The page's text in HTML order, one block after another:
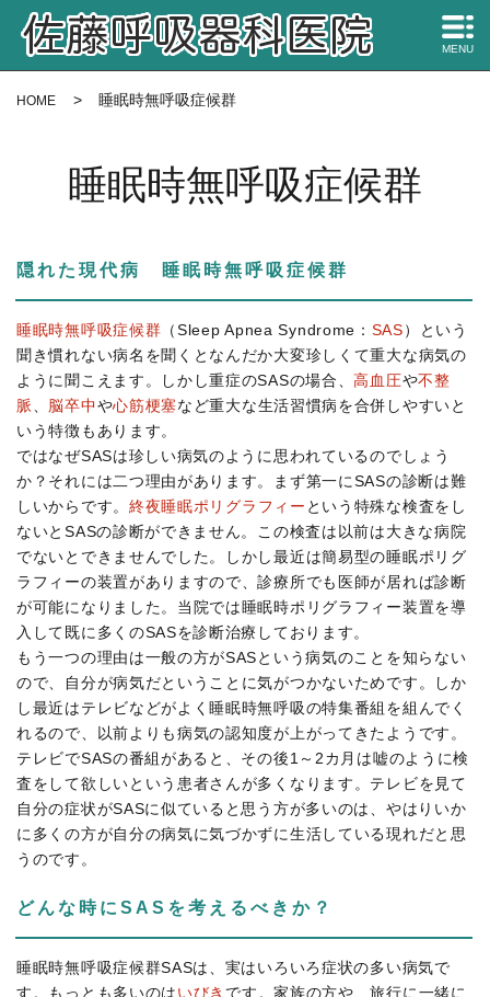
MENU
HOME 睡眠時無呼吸症候群
睡眠時無呼吸症候群
隠れた現代病 睡眠時無呼吸症候群
睡眠時無呼吸症候群 （Sleep Apnea Syndrome： SAS）という
聞き慣れない病名を聞くとなんだか大変珍しくて重大な病気の
ように聞こえます。しかし重症のSASの場合、高血圧や不整
脈
脳卒中や心筋梗塞など重大な生活習慣病を合併しやすいと
いう特徴もあります。
ではなぜSASは珍しい病気のように思われているのでしょう
か？それには二つ理由があります。まず第一にSASの診断は難
しいからです。 終夜睡眠ポリグラフィー という特殊な検査をし
ないとSASの診断ができません。この検査は以前は大きな病院
でないとできませんでした。しかし最近は簡易型の睡眠ポリグ
ラフィーの装置がありますので、診療所でも医師が居れば診断
が可能になりました。当院では睡眠時ポリグラフィー装置を導
入して既に多くのSASを診断治療しております。
もう一つの理由は一般の方がSASという病気のことを知らない
ので、自分が病気だということに気がつかないためです。しか
し最近はテレビなどがよく睡眠時無呼吸の特集番組を組んでく
れるので、以前よりも病気の認知度が上がってきたようです。
テレビでSASの番組があると、その後1～2カ月は嘘のように検
査をして欲しいという患者さんが多くなります。テレビを見て
自分の症状がSASに似ていると思う方が多いのは、やはりいか
に多くの方が自分の病気に気づかずに生活している現れだと思
うのです。
どんな時にSASを考えるべきか？
睡眠時無呼吸症候群SASは、実はいろいろ症状の多い病気で
す。もっとも多いのはいびき です。家族の方や、旅行に一緒に